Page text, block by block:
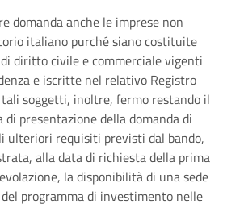
domanda anche le imprese non
italiano purché siano costituite
diritto civile e commerciale vigenti
e iscritte nel relativo Registro
soggetti, inoltre, fermo restando il
di presentazione della domanda di
ulteriori requisiti previsti dal bando,
alla data di richiesta della prima
la disponibilità di una sede
programma di investimento nelle